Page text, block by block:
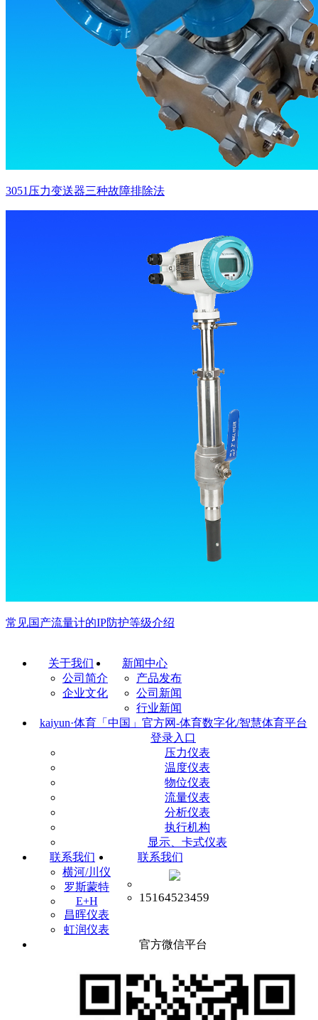
3051压力变送器三种故障排除法
常见国产流量计的IP防护等级介绍
关于我们
公司简介
企业文化
新闻中心
产品发布
公司新闻
行业新闻
kaiyun·体育「中国」官方网-体育数字化/智慧体育平台
登录入口
压力仪表
温度仪表
物位仪表
流量仪表
分析仪表
执行机构
显示、卡式仪表
联系我们
横河/川仪
罗斯蒙特
E+H
昌晖仪表
虹润仪表
联系我们
15164523459
官方微信平台